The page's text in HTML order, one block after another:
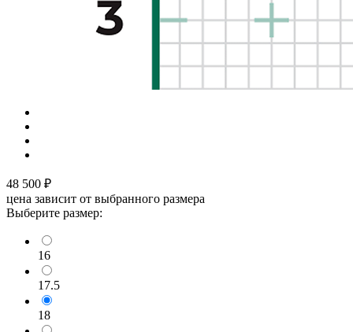
48 500 ₽
цена зависит от выбранного размера
Выберите размер:
16
17.5
18